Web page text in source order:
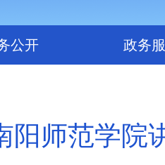
公开 政务
阳师范学院